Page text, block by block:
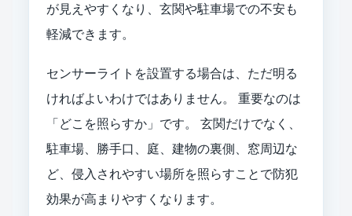
が見えやすくなり、玄関や駐車場での不安も
軽減できます。
センサーライトを設置する場合は、ただ明る
ければよいわけではありません。 重要なのは
「どこを照らすか」です。 玄関だけでなく、
駐車場、勝手口、庭、建物の裏側、窓周辺な
ど、侵入されやすい場所を照らすことで防犯
効果が高まりやすくなります。